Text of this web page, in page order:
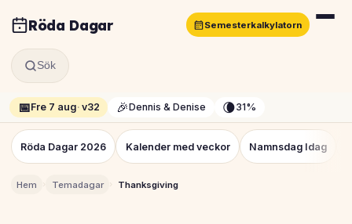
Röda Dagar Semesterkalkylatorn
Sök
📅Fre 7 aug· v32 🎉Dennis & Denise 🌘31%
Röda Dagar 2026 Kalender med veckor Namnsdag Idag
Hem Temadagar Thanksgiving